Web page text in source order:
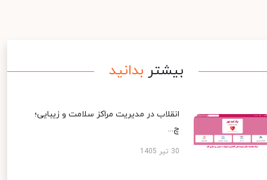
بیشتر بدانید
انقلاب در مدیریت مراکز سلامت و زیبایی؛
چ...
30 تیر 1405